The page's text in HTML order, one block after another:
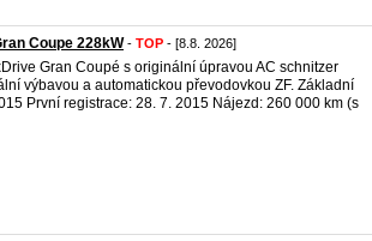
Coupe 228kW- TOP - [8.8. 2026]
Gran Coupé s originální úpravou AC schnitzer
výbavou a automatickou převodovkou ZF. Základní
První registrace: 28. 7. 2015 Nájezd: 260 000 km (s